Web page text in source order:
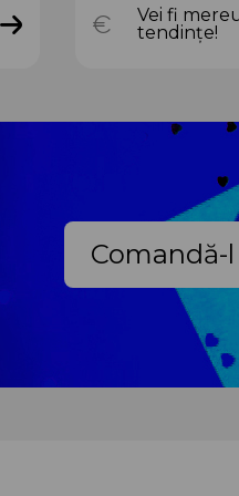
Vei fi
tendințe!
Comandă-